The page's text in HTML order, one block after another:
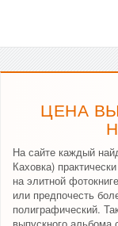
ЦЕНА
На сайте каждый
Каховка)
на элитной
или предпочесть
полиграфический.